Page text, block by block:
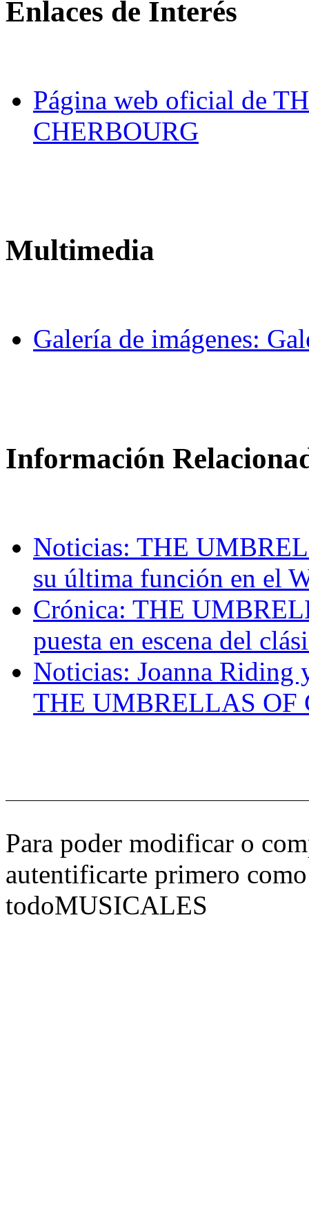
Enlaces de Interés
Página web oficial de
CHERBOURG
Multimedia
Galería de imágenes:
Información
Noticias: THE
su última función en el
Crónica: THE
puesta en escena del
Noticias: Joanna Riding
THE UMBRELLAS OF
Para poder modificar o
autentificarte primero
todoMUSICALES